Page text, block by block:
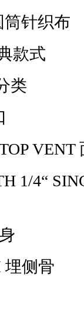
针织布
款式
类
VENT
4“
侧骨